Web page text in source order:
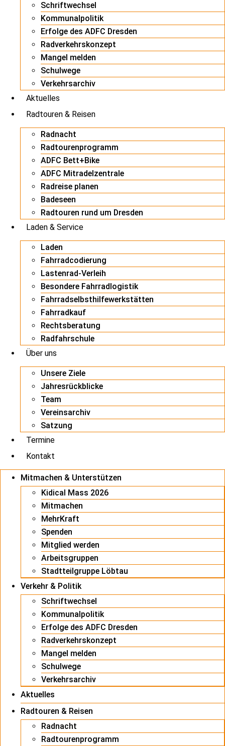
Schriftwechsel
Kommunalpolitik
Erfolge des ADFC Dresden
Radverkehrskonzept
Mangel melden
Schulwege
Verkehrsarchiv
Aktuelles
Radtouren & Reisen
Radnacht
Radtourenprogramm
ADFC Bett+Bike
ADFC Mitradelzentrale
Radreise planen
Badeseen
Radtouren rund um Dresden
Laden & Service
Laden
Fahrradcodierung
Lastenrad-Verleih
Besondere Fahrradlogistik
Fahrradselbsthilfewerkstätten
Fahrradkauf
Rechtsberatung
Radfahrschule
Über uns
Unsere Ziele
Jahresrückblicke
Team
Vereinsarchiv
Satzung
Termine
Kontakt
Mitmachen & Unterstützen
Kidical Mass 2026
Mitmachen
MehrKraft
Spenden
Mitglied werden
Arbeitsgruppen
Stadtteilgruppe Löbtau
Verkehr & Politik
Schriftwechsel
Kommunalpolitik
Erfolge des ADFC Dresden
Radverkehrskonzept
Mangel melden
Schulwege
Verkehrsarchiv
Aktuelles
Radtouren & Reisen
Radnacht
Radtourenprogramm